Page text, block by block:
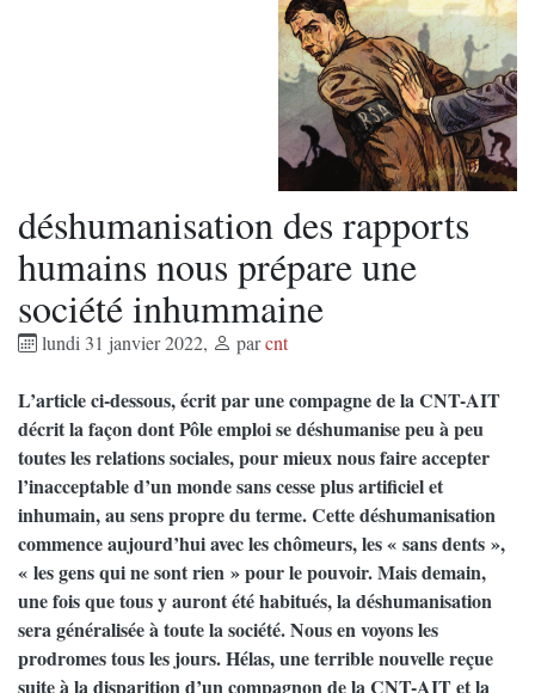
déshumanisation des rapports
humains nous prépare une
société inhummaine
lundi 31 janvier 2022, parcnt
L’article ci-dessous, écrit par une compagne de la CNT-AIT
décrit la façon dont Pôle emploi se déshumanise peu à peu
toutes les relations sociales, pour mieux nous faire accepter
l’inacceptable d’un monde sans cesse plus artificiel et
inhumain, au sens propre du terme. Cette déshumanisation
commence aujourd’hui avec les chômeurs, les « sans dents »,
« les gens qui ne sont rien » pour le pouvoir. Mais demain,
une fois que tous y auront été habitués, la déshumanisation
sera généralisée à toute la société. Nous en voyons les
prodromes tous les jours. Hélas, une terrible nouvelle reçue
suite à la disparition d’un compagnon de la CNT-AIT et la